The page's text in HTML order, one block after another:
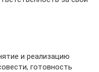
и реализацию
готовность